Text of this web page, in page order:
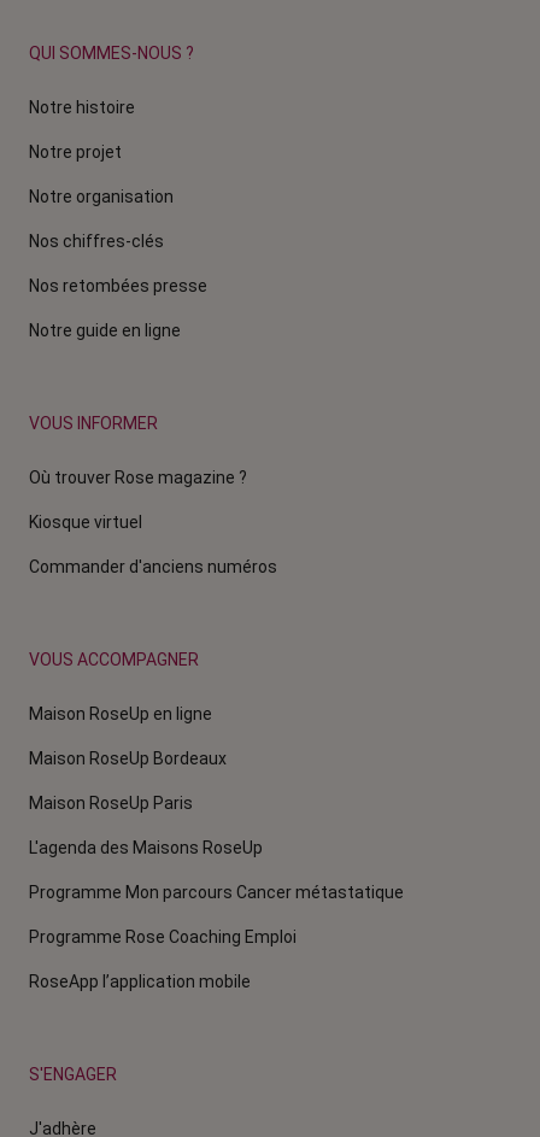
QUI SOMMES-NOUS ?
Notre histoire
Notre projet
Notre organisation
Nos chiffres-clés
Nos retombées presse
Notre guide en ligne
VOUS INFORMER
Où trouver Rose magazine ?
Kiosque virtuel
Commander d'anciens numéros
VOUS ACCOMPAGNER
Maison RoseUp en ligne
Maison RoseUp Bordeaux
Maison RoseUp Paris
L'agenda des Maisons RoseUp
Programme Mon parcours Cancer métastatique
Programme Rose Coaching Emploi
RoseApp l’application mobile
S'ENGAGER
J'adhère